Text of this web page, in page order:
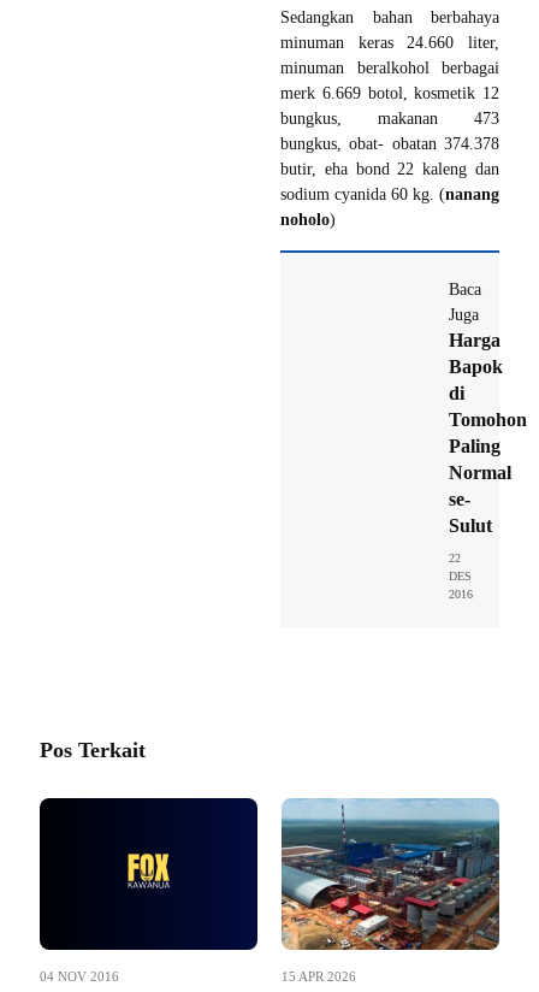
Sedangkan bahan berbahaya
minuman keras 24.660 liter,
minuman beralkohol berbagai
merk 6.669 botol, kosmetik 12
bungkus, makanan 473
bungkus, obat- obatan 374.378
butir, eha bond 22 kaleng dan
sodium cyanida 60 kg. (nanang
noholo)
Baca
Juga
Harga
Bapok
di
Tomohon
Paling
Normal
se-
Sulut
22
DES
2016
Pos Terkait
04 NOV 2016 15 APR 2026